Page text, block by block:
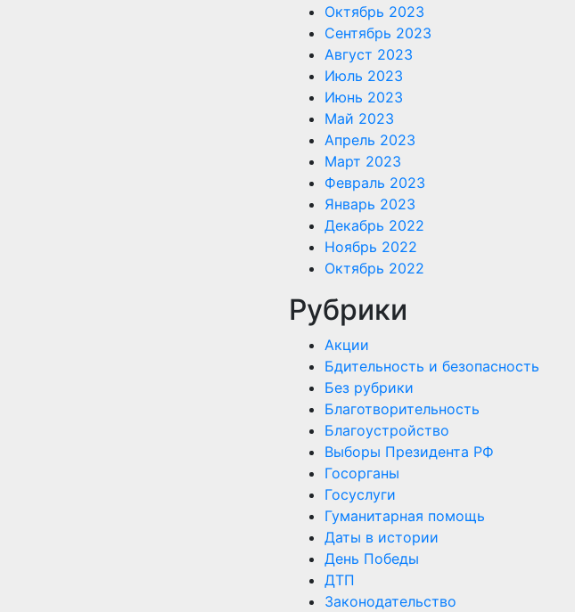
Октябрь 2023
Сентябрь 2023
Август 2023
Июль 2023
Июнь 2023
Май 2023
Апрель 2023
Март 2023
Февраль 2023
Январь 2023
Декабрь 2022
Ноябрь 2022
Октябрь 2022
Рубрики
Акции
Бдительность и безопасность
Без рубрики
Благотворительность
Благоустройство
Выборы Президента РФ
Госорганы
Госуслуги
Гуманитарная помощь
Даты в истории
День Победы
ДТП
Законодательство